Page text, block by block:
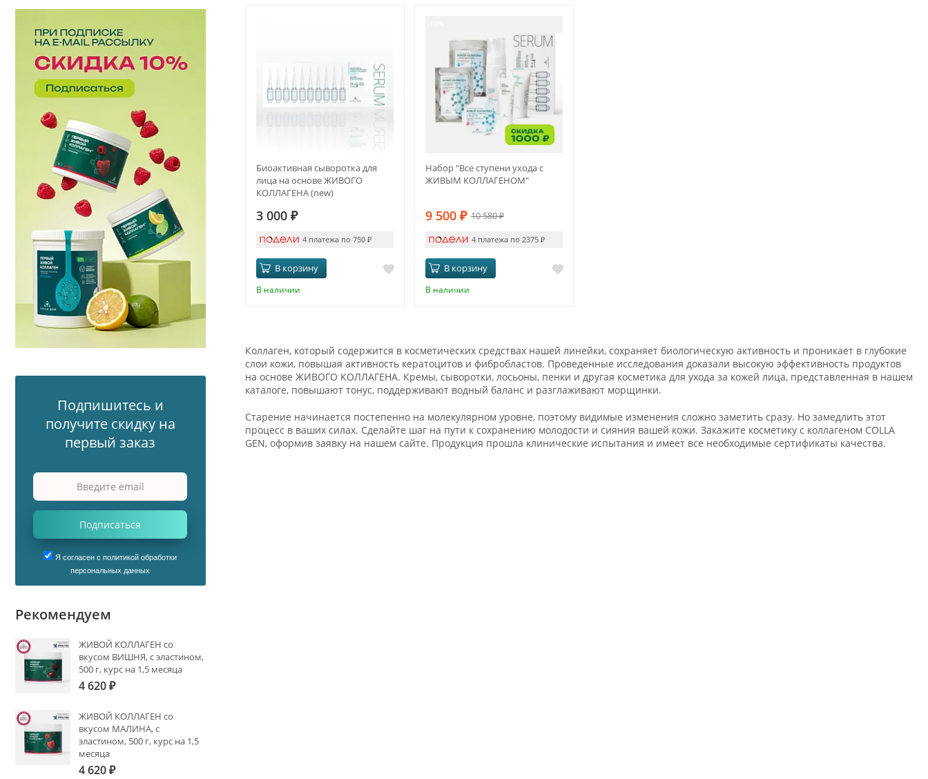
Биоактивная сыворотка для
лица на основе ЖИВОГО
КОЛЛАГЕНА (new)
3 000 ₽
4 платежа по 750₽
В корзину
В наличии
Набор "Все ступени ухода с
ЖИВЫМ КОЛЛАГЕНОМ"
9 500 ₽ 10 580₽
4 платежа по 2375₽
В корзину
В наличии
Коллаген, который содержится в косметических средствах нашей линейки, сохраняет биологическую активность и проникает в глубокие
слои кожи, повышая активность кератоцитов и фибробластов. Проведенные исследования доказали высокую эффективность продуктов
на основе ЖИВОГО КОЛЛАГЕНА. Кремы, сыворотки, лосьоны, пенки и другая косметика для ухода за кожей лица, представленная в нашем
каталоге, повышают тонус, поддерживают водный баланс и разглаживают морщинки.
Старение начинается постепенно на молекулярном уровне, поэтому видимые изменения сложно заметить сразу. Но замедлить этот
процесс в ваших силах. Сделайте шаг на пути к сохранению молодости и сияния вашей кожи. Закажите косметику с коллагеном COLLA
GEN, оформив заявку на нашем сайте. Продукция прошла клинические испытания и имеет все необходимые сертификаты качества.
Подпишитесь и
получите скидку на
первый заказ
Подписаться
Я согласен с политикой обработки
персональных данных
Рекомендуем
ЖИВОЙ КОЛЛАГЕН со
вкусом ВИШНЯ, с эластином,
500 г, курс на 1,5 месяца
4 620₽
ЖИВОЙ КОЛЛАГЕН со
вкусом МАЛИНА, с
эластином, 500 г, курс на 1,5
месяца
4 620₽